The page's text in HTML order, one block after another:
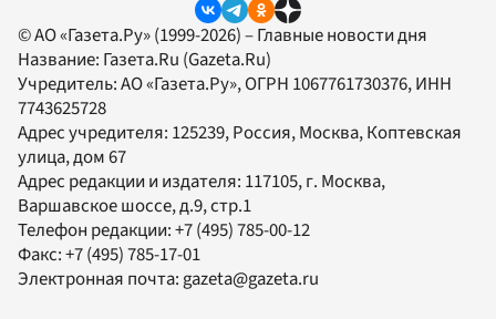
© АО «Газета.Ру» (1999-2026) – Главные новости дня
Название: Газета.Ru (Gazeta.Ru)
Учредитель:АО «Газета.Ру», ОГРН 1067761730376, ИНН
7743625728
Адрес учредителя: 125239, Россия, Москва, Коптевская
улица, дом 67
Адрес редакции и издателя: 117105, г. Москва,
Варшавское шоссе, д.9, стр.1
Телефон редакции:+7 (495) 785-00-12
Факс:+7 (495) 785-17-01
Электронная почта: gazeta@gazeta.ru